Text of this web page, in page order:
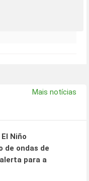
Mais notícias
Niño
de ondas de
para a